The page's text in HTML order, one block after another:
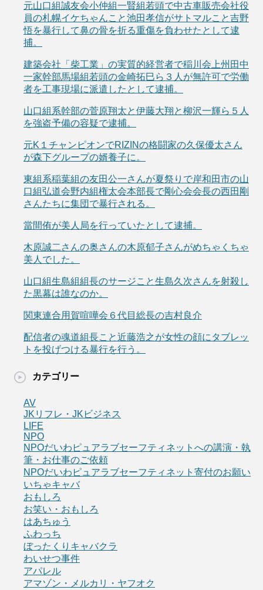
元山口組誠友会小仲組一賢組若頭で中古車販売会社役
員の札幌イケちゃんこと池田孝信がサトマルこと吉野
悟を暴行して鼻の骨を折る重傷を負わせたとして逮
捕。
建築会社「柴工業」の実質的経営者で稲川会上州田中
一家幹部馬場組若頭の金崎拓巳ら３人が無許可で労働
者を工事現場に派遣したとして逮捕。
山口組系幹部の菅原翔太と伊藤大翔と柳沢一輝ら５人
を強盗予備の容疑で逮捕。
元K１チャンピオンでRIZINの格闘家の久保優太さん
が森下グループの婿養子に。
東組系稲葉組の友田公一さんが夏祭りで岸和田市の山
口組弘道会野内組権太会本部長で剛心会会長の西田剛
さんたちに集団で暴行される。
當間侑が美人局を行っていたとして逮捕。
木原誠二さんの奥さんの木原郁子さんがめちゃくちゃ
美人でした。
山口組生島組組長のサージこと生島久次さんを射殺し
た黒幕は誰なのか。
関東連合用賀喧嘩会６代目総長の吉村良介
配信者の魂道組長こと近藤浩之が女性の顔にタブレッ
トを投げつける暴行を行う。
カテゴリー
AV
JKリフレ・JKビジネス
LIFE
NPO
NPOだいわピュアラブセーフティネットへの講演・執
筆・お仕事のご依頼
NPOだいわピュアラブセーフティネット寄付のお願い
いちゃキャバ
おもしろ
お笑い・おもしろ
はあちゅう
ふわっち
ぼったくりキャバクラ
わいせつ事件
アパレル
アマゾン・メルカリ・ヤフオク